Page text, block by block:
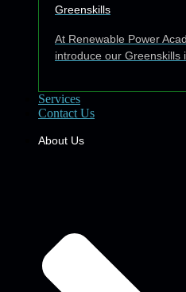
Greenskills
At Renewable Power
introduce our Greenskills
Services
Contact Us
About Us